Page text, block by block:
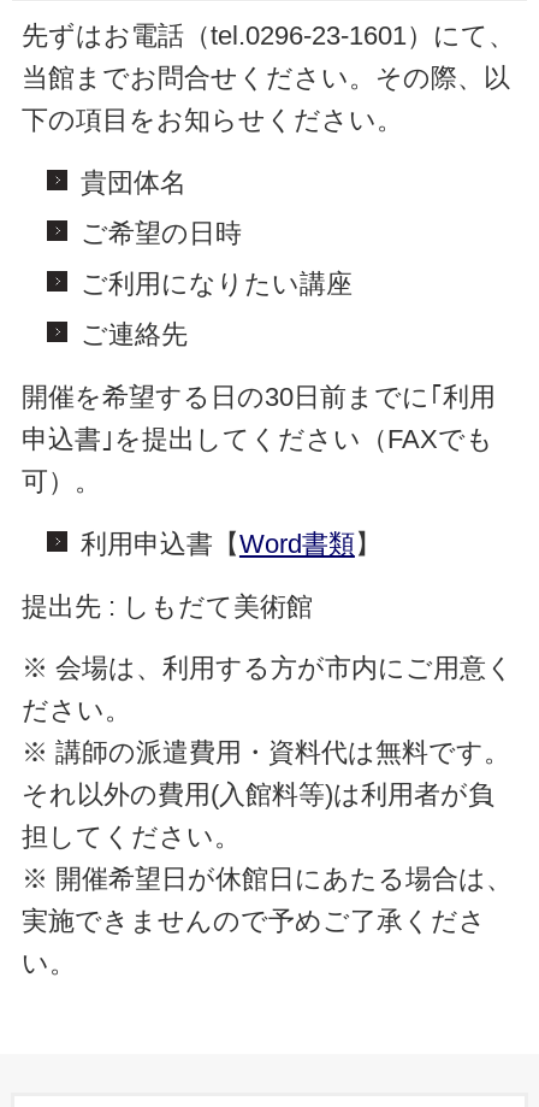
先ずはお電話（tel.0296-23-1601）にて、
当館までお問合せください。その際、以
下の項目をお知らせください。
貴団体名
ご希望の日時
ご利用になりたい講座
ご連絡先
開催を希望する日の30日前までに｢利用
申込書｣を提出してください（FAXでも
可）。
利用申込書【Word書類】
提出先 : しもだて美術館
※ 会場は、利用する方が市内にご用意く
ださい。
※ 講師の派遣費用・資料代は無料です。
それ以外の費用(入館料等)は利用者が負
担してください。
※ 開催希望日が休館日にあたる場合は、
実施できませんので予めご了承くださ
い。